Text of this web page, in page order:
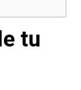
tu